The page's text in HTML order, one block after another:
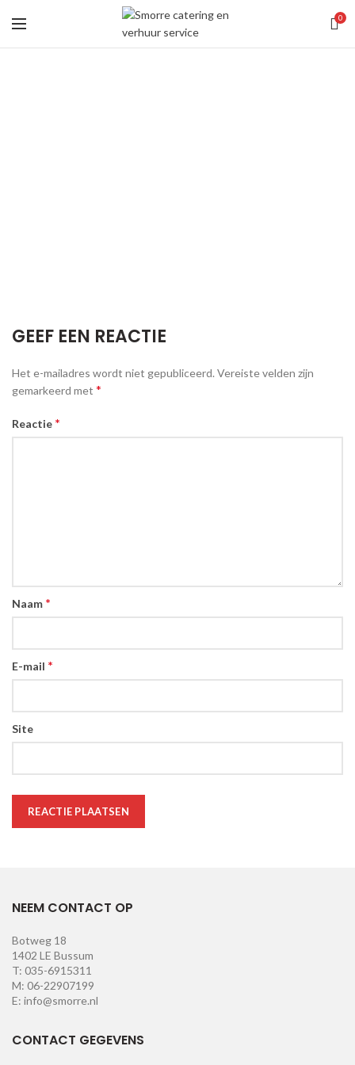
0
GEEF EEN REACTIE
Het e-mailadres wordt niet gepubliceerd. Vereiste velden zijn
gemarkeerd met *
Reactie *
Naam *
E-mail *
Site
NEEM CONTACT OP
Botweg 18
1402 LE Bussum
T: 035-6915311
M: 06-22907199
E: info@smorre.nl
CONTACT GEGEVENS